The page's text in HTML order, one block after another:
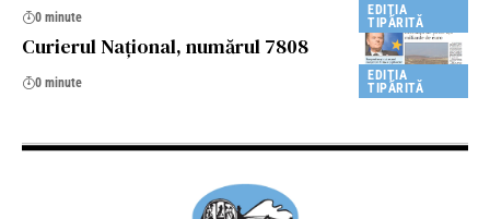
EDIȚIA
TIPĂRITĂ
0 minute
EDIȚIA
TIPĂRITĂ
Curierul Național, numărul 7808
0 minute